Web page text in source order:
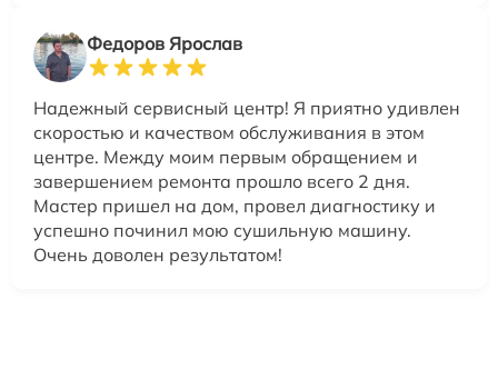
Федоров Ярослав
Надежный сервисный центр! Я приятно удивлен
скоростью и качеством обслуживания в этом
центре. Между моим первым обращением и
завершением ремонта прошло всего 2 дня.
Мастер пришел на дом, провел диагностику и
успешно починил мою сушильную машину.
Очень доволен результатом!